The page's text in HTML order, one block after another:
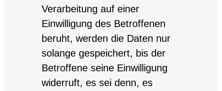
Verarbeitung auf einer
Einwilligung des Betroffenen
beruht, werden die Daten nur
solange gespeichert, bis der
Betroffene seine Einwilligung
widerruft, es sei denn, es